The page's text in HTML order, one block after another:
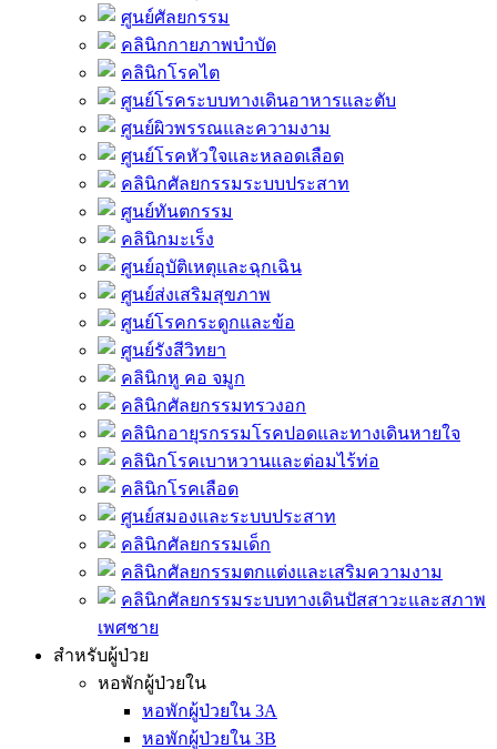
ศูนย์ศัลยกรรม
คลินิกกายภาพบำบัด
คลินิกโรคไต
ศูนย์โรคระบบทางเดินอาหารและตับ
ศูนย์ผิวพรรณและความงาม
ศูนย์โรคหัวใจและหลอดเลือด
คลินิกศัลยกรรมระบบประสาท
ศูนย์ทันตกรรม
คลินิกมะเร็ง
ศูนย์อุบัติเหตุและฉุกเฉิน
ศูนย์ส่งเสริมสุขภาพ
ศูนย์โรคกระดูกและข้อ
ศูนย์รังสีวิทยา
คลินิกหู คอ จมูก
คลินิกศัลยกรรมทรวงอก
คลินิกอายุรกรรมโรคปอดและทางเดินหายใจ
คลินิกโรคเบาหวานและต่อมไร้ท่อ
คลินิกโรคเลือด
ศูนย์สมองและระบบประสาท
คลินิกศัลยกรรมเด็ก
คลินิกศัลยกรรมตกแต่งและเสริมความงาม
คลินิกศัลยกรรมระบบทางเดินปัสสาวะและสภาพ
เพศชาย
สำหรับผู้ป่วย
หอพักผู้ป่วยใน
หอพักผู้ป่วยใน 3A
หอพักผู้ป่วยใน 3B